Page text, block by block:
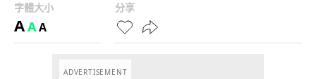
字體大小
AAA
分享
ADVERTISEMENT